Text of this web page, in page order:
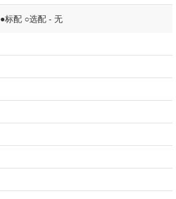
●标配 ○选配 - 无